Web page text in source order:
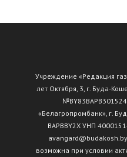
Учреждение «Редакция
лет Октября, 3, г. Буда-
«Белагропромбанк», г.
BAPBBY2X УНП
возможна при условии